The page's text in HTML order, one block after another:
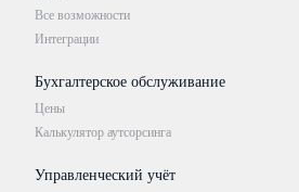
Все возможности
Интеграции
Бухгалтерское обслуживание
Цены
Калькулятор аутсорсинга
Управленческий учёт